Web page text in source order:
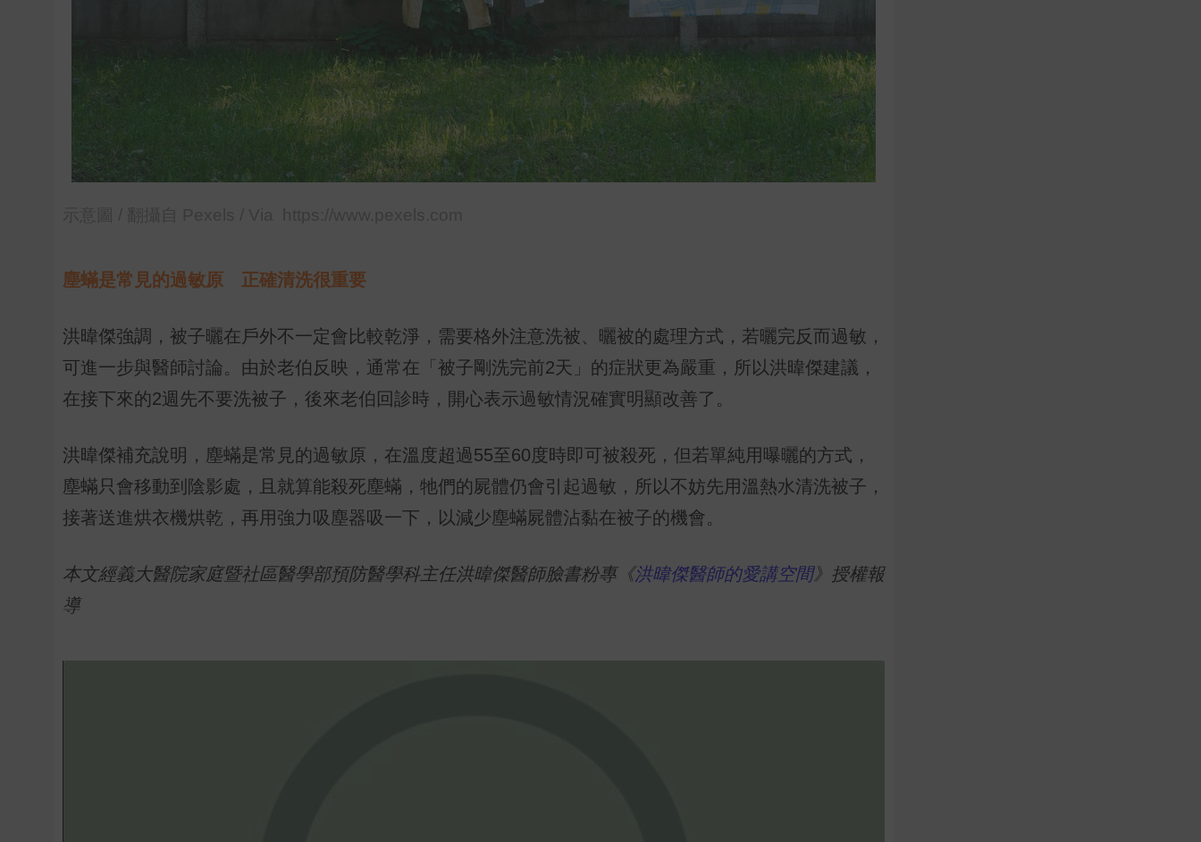
塵蟎是常見的過敏原 正確清洗很重要
洪暐傑強調，被子曬在戶外不一定會比較乾淨，需要格外注意洗被、曬被的處理方式，若曬完反而過敏，
可進一步與醫師討論。由於老伯反映，通常在「被子剛洗完前2天」的症狀更為嚴重，所以洪暐傑建議，
在接下來的2週先不要洗被子，後來老伯回診時，開心表示過敏情況確實明顯改善了。
洪暐傑補充說明，塵蟎是常見的過敏原，在溫度超過55至60度時即可被殺死，但若單純用曝曬的方式，
塵蟎只會移動到陰影處，且就算能殺死塵蟎，牠們的屍體仍會引起過敏，所以不妨先用溫熱水清洗被子，
接著送進烘衣機烘乾，再用強力吸塵器吸一下，以減少塵蟎屍體沾黏在被子的機會。
本文經義大醫院家庭暨社區醫學部預防醫學科主任洪暐傑醫師臉書粉專《洪暐傑醫師的愛講空間》授權報
導